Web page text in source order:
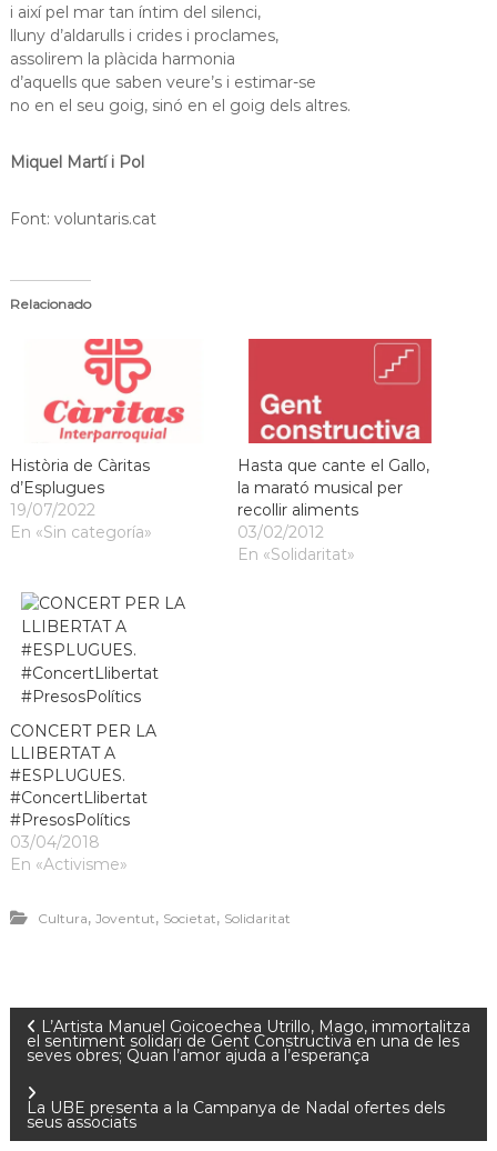
i així pel mar tan íntim del silenci,
lluny d’aldarulls i crides i proclames,
assolirem la plàcida harmonia
d’aquells que saben veure’s i estimar-se
no en el seu goig, sinó en el goig dels altres.
Miquel Martí i Pol
Font: voluntaris.cat
Relacionado
Història de Càritas
d’Esplugues
19/07/2022
En «Sin categoría»
Hasta que cante el Gallo,
la marató musical per
recollir aliments
03/02/2012
En «Solidaritat»
CONCERT PER LA
LLIBERTAT A
#ESPLUGUES.
#ConcertLlibertat
#PresosPolítics
03/04/2018
En «Activisme»
Cultura, Joventut, Societat, Solidaritat
L’Artista Manuel Goicoechea Utrillo, Mago, immortalitza
el sentiment solidari de Gent Constructiva en una de les
seves obres; Quan l’amor ajuda a l’esperança
La UBE presenta a la Campanya de Nadal ofertes dels
seus associats